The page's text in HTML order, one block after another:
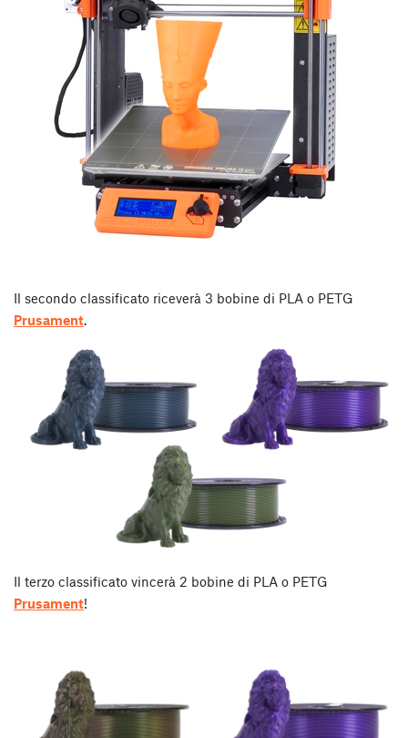
Il secondo classificato riceverà 3 bobine di PLA o PETG
Prusament.
Il terzo classificato vincerà 2 bobine di PLA o PETG
Prusament!